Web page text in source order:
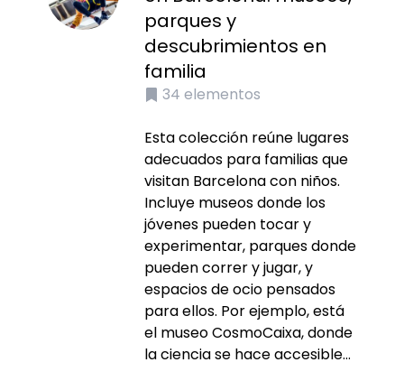
parques y
descubrimientos en
familia
34 elementos
Esta colección reúne lugares
adecuados para familias que
visitan Barcelona con niños.
Incluye museos donde los
jóvenes pueden tocar y
experimentar, parques donde
pueden correr y jugar, y
espacios de ocio pensados
para ellos. Por ejemplo, está
el museo CosmoCaixa, donde
la ciencia se hace accesible...